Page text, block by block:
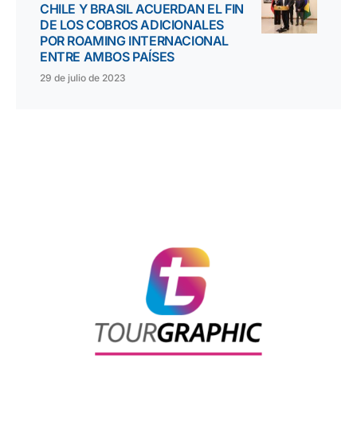
CHILE Y BRASIL ACUERDAN EL FIN
DE LOS COBROS ADICIONALES
POR ROAMING INTERNACIONAL
ENTRE AMBOS PAÍSES
29 de julio de 2023